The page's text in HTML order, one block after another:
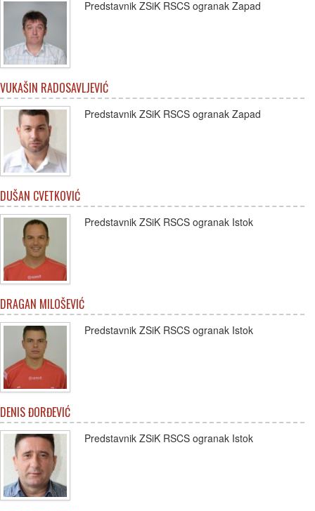
Predstavnik ZSiK RSCS ogranak Zapad
VUKAŠIN RADOSAVLJEVIĆ
Predstavnik ZSiK RSCS ogranak Zapad
DUŠAN CVETKOVIĆ
Predstavnik ZSiK RSCS ogranak Istok
DRAGAN MILOŠEVIĆ
Predstavnik ZSiK RSCS ogranak Istok
DENIS ĐORĐEVIĆ
Predstavnik ZSiK RSCS ogranak Istok